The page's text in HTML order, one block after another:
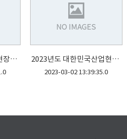
2024년 대한민국산업현장교수 지원활동 우수사례집 2023년도 대한민국산업현장교수 지원 신청서 게시
2023-03-02 13:39:35.0